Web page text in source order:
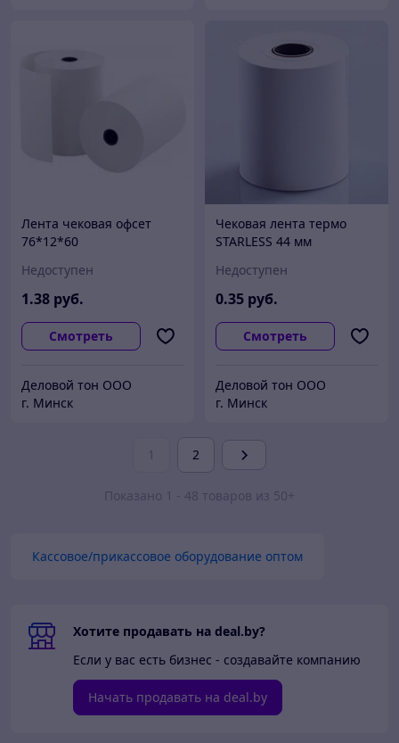
Лента чековая офсет
76*12*60
Недоступен
1.38 руб.
Смотреть
Деловой тон ООО
г. Минск
Чековая лента термо
STARLESS 44 мм
Недоступен
0.35 руб.
Смотреть
Деловой тон ООО
г. Минск
1 2
Показано 1 - 48 товаров из 50+
Кассовое/прикассовое оборудование оптом
Хотите продавать на deal.by?
Если у вас есть бизнес - создавайте компанию
Начать продавать на deal.by